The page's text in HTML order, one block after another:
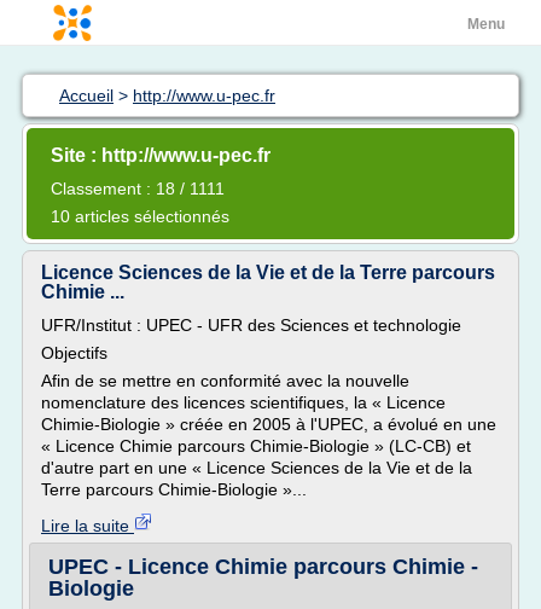
Menu
Accueil > http://www.u-pec.fr
Site : http://www.u-pec.fr
Classement : 18 / 1111
10 articles sélectionnés
Licence Sciences de la Vie et de la Terre parcours
Chimie ...
UFR/Institut : UPEC - UFR des Sciences et technologie
Objectifs
Afin de se mettre en conformité avec la nouvelle
nomenclature des licences scientifiques, la « Licence
Chimie-Biologie » créée en 2005 à l'UPEC, a évolué en une
« Licence Chimie parcours Chimie-Biologie » (LC-CB) et
d'autre part en une « Licence Sciences de la Vie et de la
Terre parcours Chimie-Biologie »...
Lire la suite
UPEC - Licence Chimie parcours Chimie -
Biologie